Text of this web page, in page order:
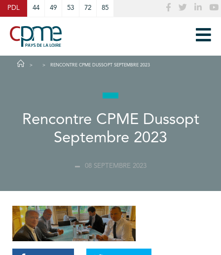
PDL 44 49 53 72 85
RENCONTRE CPME DUSSOPT SEPTEMBRE 2023
Rencontre CPME Dussopt
Septembre 2023
08 SEPTEMBRE 2023
Cookies management panel